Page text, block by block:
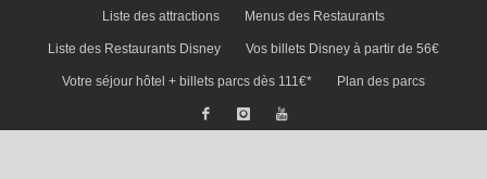
Liste des attractions Menus des Restaurants
Liste des Restaurants Disney Vos billets Disney à partir de 56€
Votre séjour hôtel + billets parcs dès 111€* Plan des parcs